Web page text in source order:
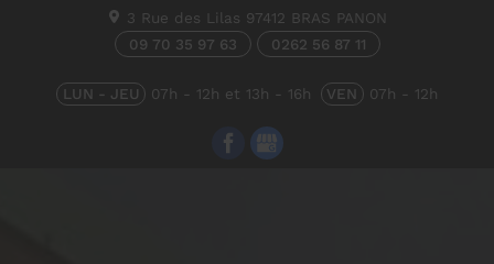
3 Rue des Lilas 97412 BRAS PANON
09 70 35 97 63
0262 56 87 11
LUN - JEU 07h - 12h et 13h - 16h VEN 07h - 12h